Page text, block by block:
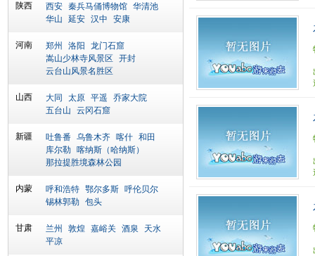
陕西 西安 秦兵马俑博物馆 华清池
华山
延安 汉中 安康
河南 郑州 洛阳
龙门石窟
嵩山少林寺风景区
开封
云台山风景名胜区
山西 大同 太原 平遥
乔家大院
五台山
云冈石窟
新疆 吐鲁番 乌鲁木齐 喀什 和田
库尔勒 喀纳斯（哈纳斯）
那拉提胜境森林公园
内蒙 呼和浩特 鄂尔多斯 呼伦贝尔
锡林郭勒 包头
甘肃 兰州 敦煌 嘉峪关 酒泉
天水
平凉